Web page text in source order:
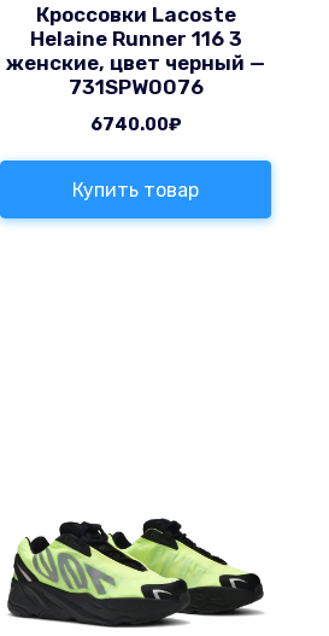
Кроссовки Lacoste
Helaine Runner 116 3
женские, цвет черный —
731SPW0076
6740.00₽
Купить товар